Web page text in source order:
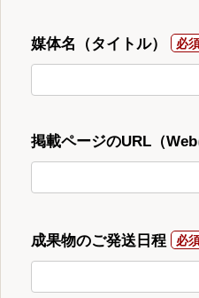
媒体名（タイトル）
掲載ページのURL（Web
成果物のご発送日程